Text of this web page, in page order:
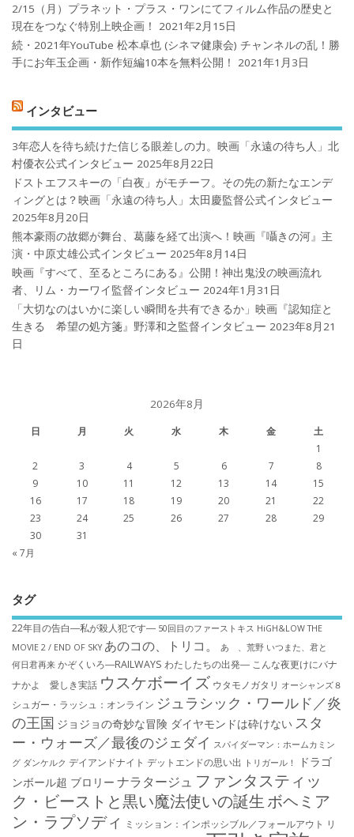
2/15（月）プラネット・プラス・ワンにてフィルム作品の歴史と
現在をつなぐ特別上映企画！
2021年2月15日
続・2021年YouTube 松本卓也 (シネマ健康会) チャンネルの乱！勝
手にお年玉企画・新作短編10本を無料公開！
2021年1月3日
インタビュー
3年恋人を待ち続けた信じる眼差しの力。映画「永遠の待ち人」北
村優衣公式インタビュー 2025年8月22日
ドストエフスキーの「白夜」がモチーフ。その先の新たなエンデ
ィングとは？映画「永遠の待ち人」太田慶監督公式インタビュー
2025年8月20日
熊本豪雨の故郷が舞台、葛藤を経て出演へ！映画『囁きの河』主
演・中原丈雄公式インタビュー 2025年8月14日
映画『すべて、至るところにある』公開！神出鬼没の映画流れ
者、リム・カーワイ監督インタビュー 2024年1月31日
「大切なのはいかに楽しい瞬間を共有できるか」映画『認知症と
生きる 希望の処方箋』野澤和之監督インタビュー 2023年8月21
日
2026年8月
日 月 火 水 木 金
土
1
2
3 4 5 6 7
8
9
10 11 12 13 14
15
16
17 18 19 20 21
22
23
24 25 26 27 28
29
30
31
« 7月
タグ
22年目の告白―私が殺人犯です― 50回目のファーストキス HiGH&LOW THE
MOVIE 2 / END OF SKY あのコの、トリコ。 あゝ、荒野 いつまた、君と
何日君再来 かぞくいろ―RAILWAYS わたしたちの出発― こんな夜更けにバナ
ナかよ 愛しき実話 ウスケボーイズ ウタモノガタリ オーシャンズ８
シュガー・ラッシュ：オ​ンライン ジュラシック・ワールド／炎
の王国 ジョジョの奇妙な冒険 ダイヤモンドは砕けない スタ
ー・ウォーズ／最後のジェダイ スパイダーマン：ホームカミン
グ ダンケルク デイアンドナイト デットエンドの思い出 トリガール！
ドラゴ
ンボール超 ブロリー ナラタージュ ファンタスティッ
ク・ビーストと黒い魔法使いの誕生 ボヘミア
ン・ラプソディ ミッション：インポッシブル／フォールアウト リ